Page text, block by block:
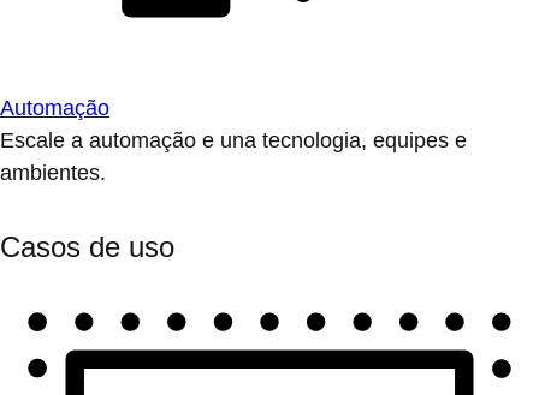
Automação
Escale a automação e una tecnologia, equipes e
ambientes.
Casos de uso